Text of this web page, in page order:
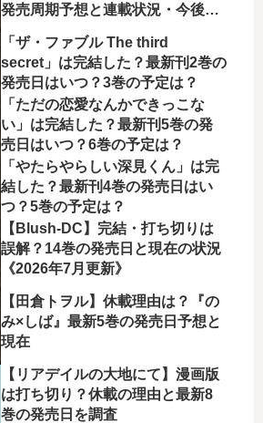
発売周期予想と連載状況・今後の
「ザ・ファブル The third
secret」は完結した？最新刊2巻の
発売日はいつ？3巻の予定は？
「ただの恋愛なんかできっこな
い」は完結した？最新刊5巻の発
売日はいつ？6巻の予定は？
「やたらやらしい深見くん」は完
結した？最新刊4巻の発売日はい
つ？5巻の予定は？
【Blush-DC】完結・打ち切りは
誤解？14巻の発売日と現在の状況
《2026年7月更新》
【田倉トヲル】休載理由は？『の
み×しば』最新5巻の発売日予想と
現在
【リアデイルの大地にて】漫画版
は打ち切り？休載の理由と最新8
巻の発売日を調査